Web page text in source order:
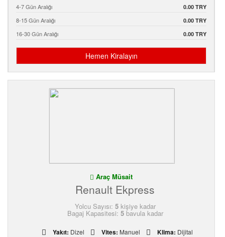
4-7 Gün Aralığı 0.00 TRY
8-15 Gün Aralığı 0.00 TRY
16-30 Gün Aralığı 0.00 TRY
Hemen Kiralayın
Araç Müsait
Renault Ekpress
Yolcu Sayısı: 5kişiye kadar
Bagaj Kapasitesi: 5bavula kadar
Yakıt: Dizel Vites: Manuel Klima: Dijital